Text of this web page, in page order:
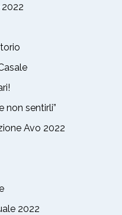
non sentirli”
Avo 2022
2022